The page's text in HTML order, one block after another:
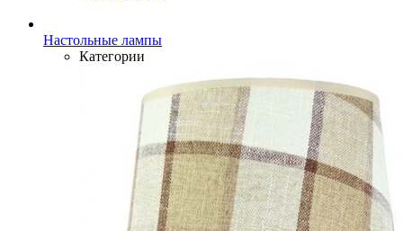
Настольные лампы
Категории